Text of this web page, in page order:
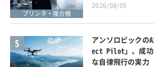
プリンタ・複合機
2026/08/05
5
アンソロピックの
ect Pilot」、成功
な自律飛行の実力